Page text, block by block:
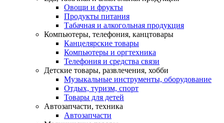
Овощи и фрукты
Продукты питания
Табачная и алкогольная продукция
Компьютеры, телефония, канцтовары
Канцелярские товары
Компьютеры и оргтехника
Телефония и средства связи
Детские товары, развлечения, хобби
Музыкальные инструменты, оборудование
Отдых, туризм, спорт
Товары для детей
Автозапчасти, техника
Автозапчасти